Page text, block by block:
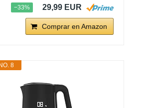
−33% 29,99 EUR
Comprar en Amazon
8